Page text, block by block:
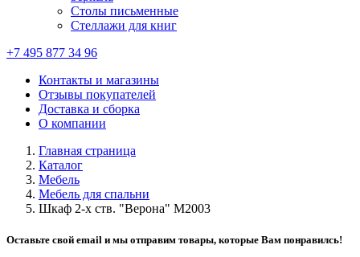
Столы письменные
Стеллажи для книг
+7 495 877 34 96
Контакты и магазины
Отзывы покупателей
Доставка и сборка
О компании
Главная страница
Каталог
Мебель
Мебель для спальни
Шкаф 2-х ств. "Верона" М2003
Оставьте свой email и мы отправим товары, которые Вам понравилсь!